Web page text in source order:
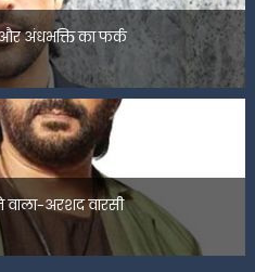
अंधभक्ति का फर्क
वाला-अरशद वारसी